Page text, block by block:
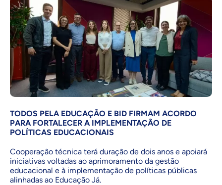
TODOS PELA EDUCAÇÃO E BID FIRMAM ACORDO
PARA FORTALECER A IMPLEMENTAÇÃO DE
POLÍTICAS EDUCACIONAIS
Cooperação técnica terá duração de dois anos e apoiará
iniciativas voltadas ao aprimoramento da gestão
educacional e à implementação de políticas públicas
alinhadas ao Educação Já.